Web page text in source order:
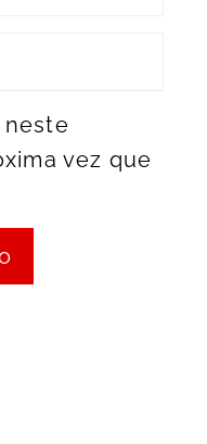
neste
vez que